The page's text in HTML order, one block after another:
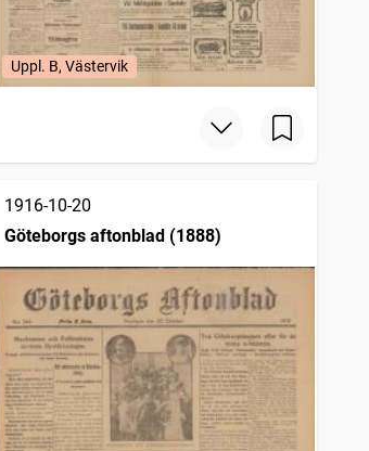
Uppl. B, Västervik
1916-10-20
Göteborgs aftonblad (1888)